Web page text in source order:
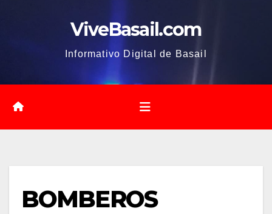
ViveBasail.com
Informativo Digital de Basail
BOMBEROS